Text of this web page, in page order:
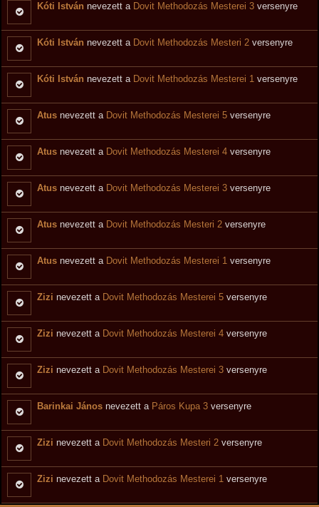
Kóti István nevezett a Dovit Methodozás Mesterei 3 versenyre
Kóti István nevezett a Dovit Methodozás Mesteri 2 versenyre
Kóti István nevezett a Dovit Methodozás Mesterei 1 versenyre
Atus nevezett a Dovit Methodozás Mesterei 5 versenyre
Atus nevezett a Dovit Methodozás Mesterei 4 versenyre
Atus nevezett a Dovit Methodozás Mesterei 3 versenyre
Atus nevezett a Dovit Methodozás Mesteri 2 versenyre
Atus nevezett a Dovit Methodozás Mesterei 1 versenyre
Zizi nevezett a Dovit Methodozás Mesterei 5 versenyre
Zizi nevezett a Dovit Methodozás Mesterei 4 versenyre
Zizi nevezett a Dovit Methodozás Mesterei 3 versenyre
Barinkai János nevezett a Páros Kupa 3 versenyre
Zizi nevezett a Dovit Methodozás Mesteri 2 versenyre
Zizi nevezett a Dovit Methodozás Mesterei 1 versenyre